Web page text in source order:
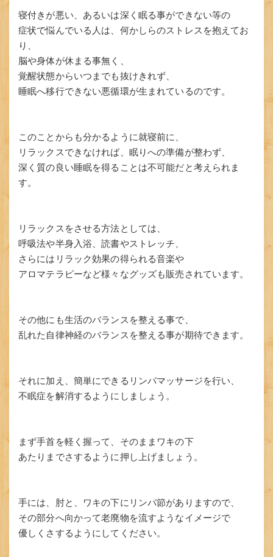
寝付きが悪い、あるいは深く眠る事ができない等の
症状で悩んでいる人は、何かしらのストレスを抱えてお
り、
脳や身体が休まる事無く、
覚醒状態からいつまでも抜けきれず、
睡眠へ移行できない悪循環が生まれているのです。
このことからも分かるように就寝前に、
リラックスできなければ、眠りへの準備が整わず、
深く質の良い睡眠を得ることは不可能だと考えられま
す。
リラックスをさせる方法としては、
呼吸法や半身入浴、読書やストレッチ、
さらにはリラック効果の得られる音楽や
アロマテラピーなど様々なグッズも販売されています。
その他にも生活のバランスを整える事で、
乱れた自律神経のバランスを整える事が期待できます。
それに加え、簡単にできるリンパマッサージを行い、
不眠症を解消するようにしましょう。
まず手首を軽く握って、そのままワキの下
あたりまでさするように押し上げましょう。
手には、肘と、ワキの下にリンパ節がありますので、
その部分へ向かって老廃物を流すようなイメージで
優しくさするようにしてください。